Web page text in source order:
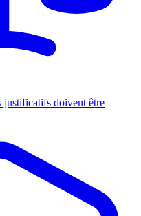
justificatifs doivent être